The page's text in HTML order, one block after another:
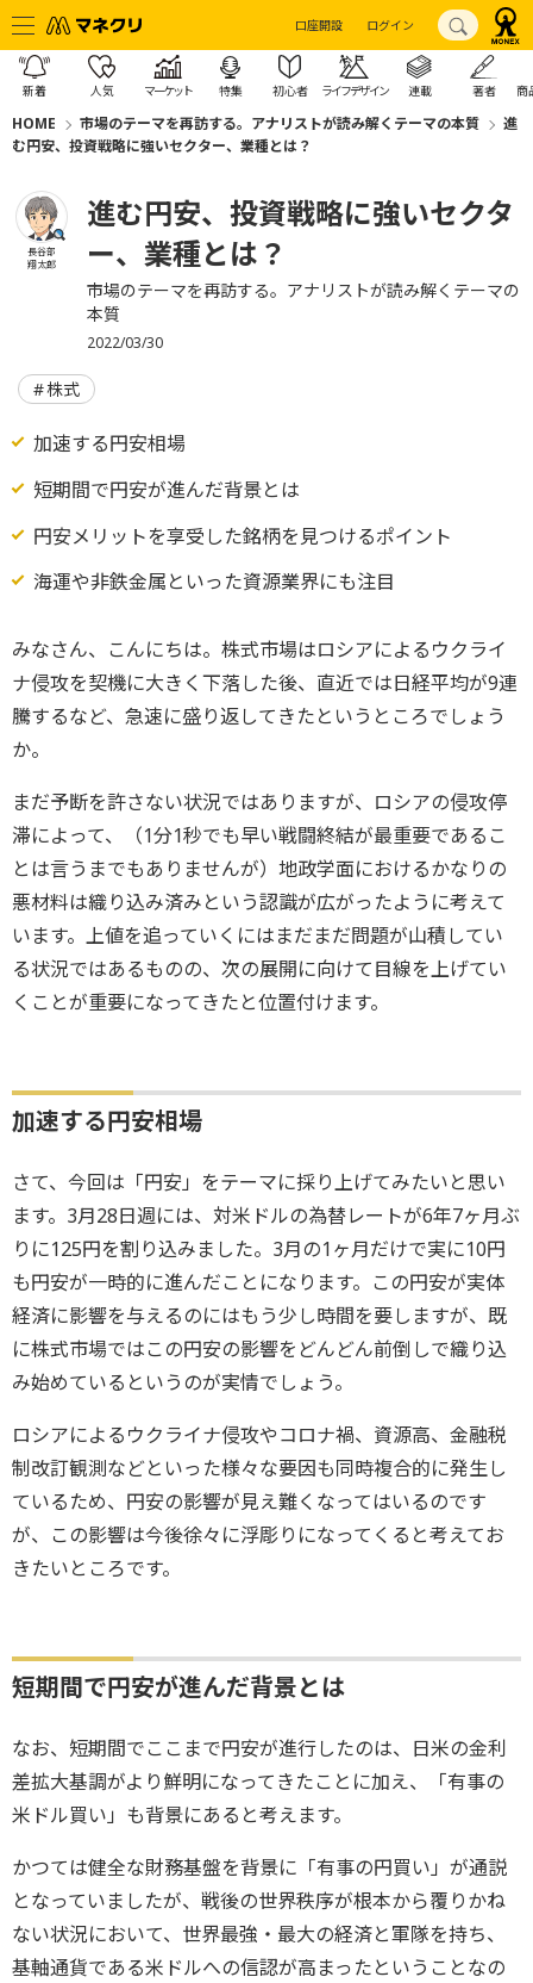
口座開設 ログイン
新着 人気 マーケット 特集 初心者 ライフデザイン 連載 著者 商
HOME 市場のテーマを再訪する。アナリストが読み解くテーマの本質
進
む円安、投資戦略に強いセクター、業種とは？
長谷部
翔太郎
進む円安、投資戦略に強いセクタ
ー、業種とは？
市場のテーマを再訪する。アナリストが読み解くテーマの
本質
2022/03/30
株式
加速する円安相場
短期間で円安が進んだ背景とは
円安メリットを享受した銘柄を見つけるポイント
海運や非鉄金属といった資源業界にも注目
みなさん、こんにちは。株式市場はロシアによるウクライ
ナ侵攻を契機に大きく下落した後、直近では日経平均が9連
騰するなど、急速に盛り返してきたというところでしょう
か。
まだ予断を許さない状況ではありますが、ロシアの侵攻停
滞によって、（1分1秒でも早い戦闘終結が最重要であるこ
とは言うまでもありませんが）地政学面におけるかなりの
悪材料は織り込み済みという認識が広がったように考えて
います。上値を追っていくにはまだまだ問題が山積してい
る状況ではあるものの、次の展開に向けて目線を上げてい
くことが重要になってきたと位置付けます。
加速する円安相場
さて、今回は「円安」をテーマに採り上げてみたいと思い
ます。3月28日週には、対米ドルの為替レートが6年7ヶ月ぶ
りに125円を割り込みました。3月の1ヶ月だけで実に10円
も円安が一時的に進んだことになります。この円安が実体
経済に影響を与えるのにはもう少し時間を要しますが、既
に株式市場ではこの円安の影響をどんどん前倒しで織り込
み始めているというのが実情でしょう。
ロシアによるウクライナ侵攻やコロナ禍、資源高、金融税
制改訂観測などといった様々な要因も同時複合的に発生し
ているため、円安の影響が見え難くなってはいるのです
が、この影響は今後徐々に浮彫りになってくると考えてお
きたいところです。
短期間で円安が進んだ背景とは
なお、短期間でここまで円安が進行したのは、日米の金利
差拡大基調がより鮮明になってきたことに加え、「有事の
米ドル買い」も背景にあると考えます。
かつては健全な財務基盤を背景に「有事の円買い」が通説
となっていましたが、戦後の世界秩序が根本から覆りかね
ない状況において、世界最強・最大の経済と軍隊を持ち、
基軸通貨である米ドルへの信認が高まったということなの